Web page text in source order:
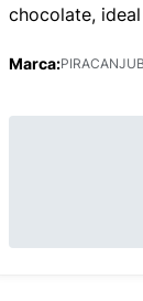
chocolate,
Marca: